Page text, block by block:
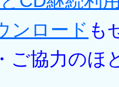
ンロード も
ご協力のほ